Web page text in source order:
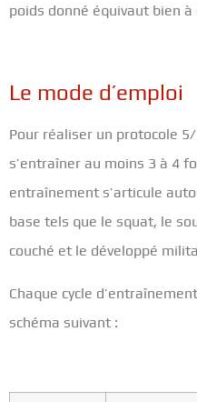
poids donné équivaut bien
Le mode d’emploi
Pour réaliser un protocole
s’entraîner au moins 3 à 4
entraînement s’articule
base tels que le squat, le
couché et le développé
Chaque cycle
schéma suivant :